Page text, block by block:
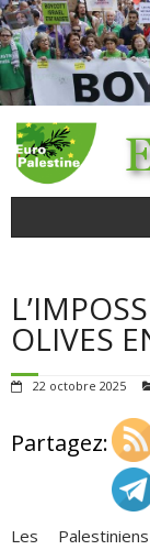
POUR AGIR
QUI SOMMES-
ADHÉSIONS,
OLIVES
22 octobre 2025
Partagez:
Les